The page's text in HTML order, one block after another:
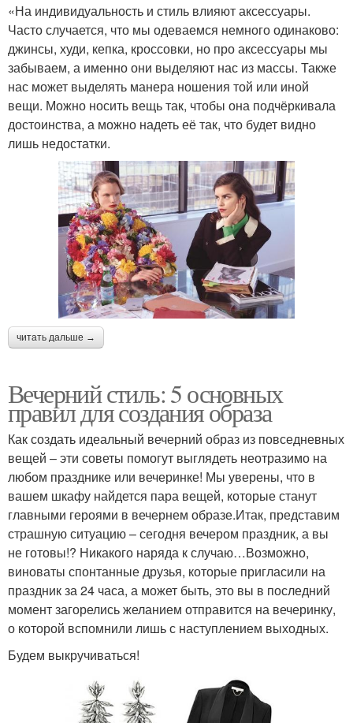
«На индивидуальность и стиль влияют аксессуары.
Часто случается, что мы одеваемся немного одинаково:
джинсы, худи, кепка, кроссовки, но про аксессуары мы
забываем, а именно они выделяют нас из массы. Также
нас может выделять манера ношения той или иной
вещи. Можно носить вещь так, чтобы она подчёркивала
достоинства, а можно надеть её так, что будет видно
лишь недостатки.
читать дальше →
Вечерний стиль: 5 основных
правил для создания образа
Как создать идеальный вечерний образ из повседневных
вещей – эти советы помогут выглядеть неотразимо на
любом празднике или вечеринке! Мы уверены, что в
вашем шкафу найдется пара вещей, которые станут
главными героями в вечернем образе.Итак, представим
страшную ситуацию – сегодня вечером праздник, а вы
не готовы!? Никакого наряда к случаю…Возможно,
виноваты спонтанные друзья, которые пригласили на
праздник за 24 часа, а может быть, это вы в последний
момент загорелись желанием отправится на вечеринку,
о которой вспомнили лишь с наступлением выходных.
Будем выкручиваться!